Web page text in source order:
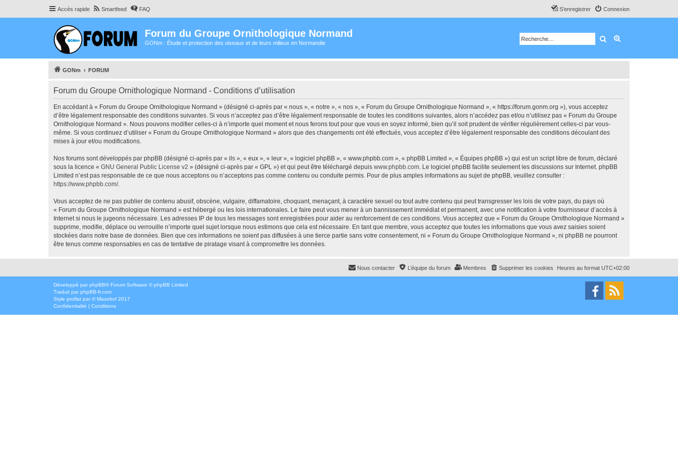
Accès rapide Smartfeed FAQ Connexion
S’enregistrer
Forum du Groupe Ornithologique Normand
GONm : Étude et protection des oiseaux et de leurs milieux en Normandie Rechercher
GONm FORUM
Forum du Groupe Ornithologique Normand - Conditions d’utilisation
En accédant à « Forum du Groupe Ornithologique Normand » (désigné ci-après par « nous », « notre », « nos », « Forum du Groupe Ornithologique Normand », « https://forum.gonm.org »), vous acceptez
d’être légalement responsable des conditions suivantes. Si vous n’acceptez pas d’être légalement responsable de toutes les conditions suivantes, alors n’accédez pas et/ou n’utilisez pas « Forum du Groupe
Ornithologique Normand ». Nous pouvons modifier celles-ci à n’importe quel moment et nous ferons tout pour que vous en soyez informé, bien qu’il soit prudent de vérifier régulièrement celles-ci par vous-
même. Si vous continuez d’utiliser « Forum du Groupe Ornithologique Normand » alors que des changements ont été effectués, vous acceptez d’être légalement responsable des conditions découlant des
mises à jour et/ou modifications.
Nos forums sont développés par phpBB (désigné ci-après par « ils », « eux », « leur », « logiciel phpBB », « www.phpbb.com », « phpBB Limited », « Équipes phpBB ») qui est un script libre de forum, déclaré
sous la licence « GNU General Public License v2 » (désigné ci-après par « GPL ») et qui peut être téléchargé depuis www.phpbb.com. Le logiciel phpBB facilite seulement les discussions sur Internet. phpBB
Limited n’est pas responsable de ce que nous acceptons ou n’acceptons pas comme contenu ou conduite permis. Pour de plus amples informations au sujet de phpBB, veuillez consulter :
https://www.phpbb.com/.
Vous acceptez de ne pas publier de contenu abusif, obscène, vulgaire, diffamatoire, choquant, menaçant, à caractère sexuel ou tout autre contenu qui peut transgresser les lois de votre pays, du pays où
« Forum du Groupe Ornithologique Normand » est hébergé ou les lois internationales. Le faire peut vous mener à un bannissement immédiat et permanent, avec une notification à votre fournisseur d’accès à
Internet si nous le jugeons nécessaire. Les adresses IP de tous les messages sont enregistrées pour aider au renforcement de ces conditions. Vous acceptez que « Forum du Groupe Ornithologique Normand »
supprime, modifie, déplace ou verrouille n’importe quel sujet lorsque nous estimons que cela est nécessaire. En tant que membre, vous acceptez que toutes les informations que vous avez saisies soient
stockées dans notre base de données. Bien que ces informations ne soient pas diffusées à une tierce partie sans votre consentement, ni « Forum du Groupe Ornithologique Normand », ni phpBB ne pourront
être tenus comme responsables en cas de tentative de piratage visant à compromettre les données.
Heures au format UTC+02:00
Supprimer les cookies
Membres
L’équipe du forum
Nous contacter
Développé par phpBB® Forum Software © phpBB Limited
Traduit par phpBB-fr.com
Style proflat par ©Mazeltof 2017
Confidentialité | Conditions